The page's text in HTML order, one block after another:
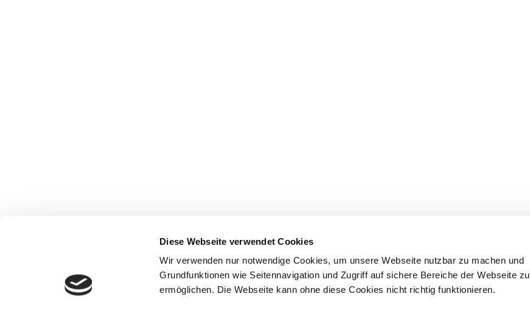
Diese Webseite verwendet Cookies
Wir verwenden nur notwendige Cookies, um unsere Webseite nutzbar zu machen und
Grundfunktionen wie Seitennavigation und Zugriff auf sichere Bereiche der Webseite zu
ermöglichen. Die Webseite kann ohne diese Cookies nicht richtig funktionieren.